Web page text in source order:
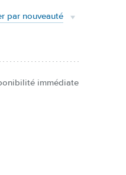
par nouveauté
immédiate